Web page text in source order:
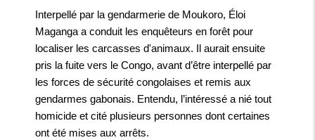
Interpellé par la gendarmerie de Moukoro, Éloi
Maganga a conduit les enquêteurs en forêt pour
localiser les carcasses d'animaux. Il aurait ensuite
pris la fuite vers le Congo, avant d’être interpellé par
les forces de sécurité congolaises et remis aux
gendarmes gabonais. Entendu, l’intéressé a nié tout
homicide et cité plusieurs personnes dont certaines
ont été mises aux arrêts.